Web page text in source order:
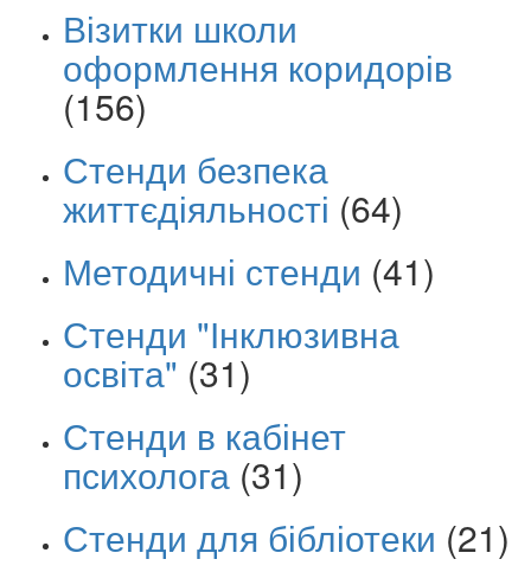
Візитки школи
оформлення коридорів
(156)
Стенди безпека
життєдіяльності (64)
Методичні стенди (41)
Стенди "Інклюзивна
освіта" (31)
Стенди в кабінет
психолога (31)
Стенди для бібліотеки (21)